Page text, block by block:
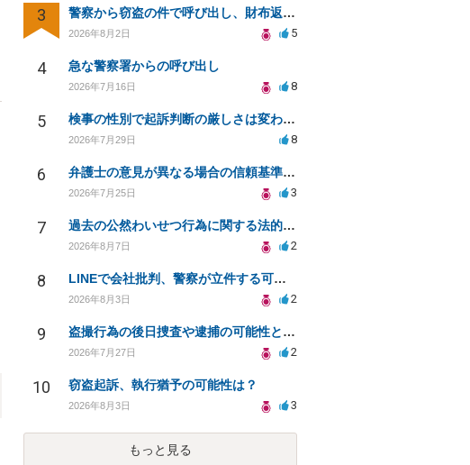
3 警察から窃盗の件で呼び出し、財布返却で自首すべきか？
2026年8月2日 5
4 急な警察署からの呼び出し
2026年7月16日 8
5 検事の性別で起訴判断の厳しさは変わるのか知りたい
2026年7月29日 8
6 弁護士の意見が異なる場合の信頼基準について教えてください
2026年7月25日 3
7 過去の公然わいせつ行為に関する法的リスクについて。
2026年8月7日 2
8 LINEで会社批判、警察が立件する可能性は？
2026年8月3日 2
9 盗撮行為の後日捜査や逮捕の可能性と初動対応について
2026年7月27日 2
10 窃盗起訴、執行猶予の可能性は？
2026年8月3日 3
もっと見る